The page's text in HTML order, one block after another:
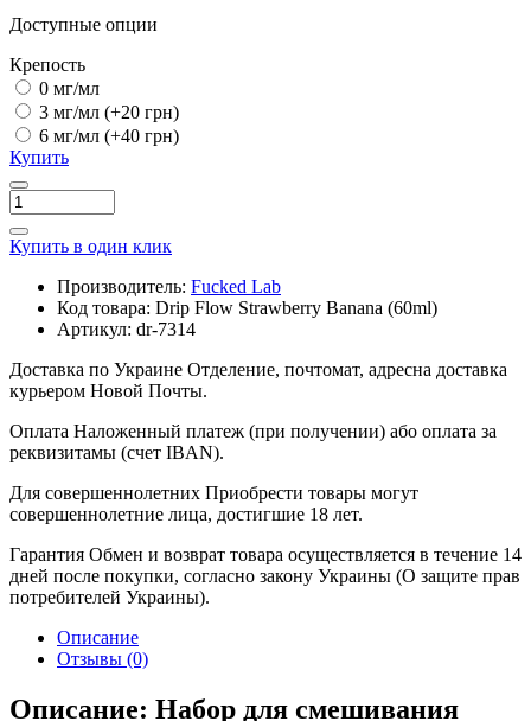
Доступные опции
Крепость
0 мг/мл
3 мг/мл (+20 грн)
6 мг/мл (+40 грн)
Купить
Купить в один клик
Производитель: Fucked Lab
Код товара: Drip Flow Strawberry Banana (60ml)
Артикул: dr-7314
Доставка по Украине Отделение, почтомат, адресна доставка
курьером Новой Почты.
Оплата Наложенный платеж (при получении) або оплата за
реквизитамы (счет IBAN).
Для совершеннолетних Приобрести товары могут
совершеннолетние лица, достигшие 18 лет.
Гарантия Обмен и возврат товара осуществляется в течение 14
дней после покупки, согласно закону Украины (О защите прав
потребителей Украины).
Описание
Отзывы (0)
Описание: Набор для смешивания